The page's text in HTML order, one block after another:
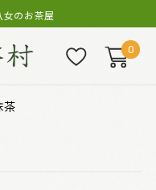
のお茶屋
0
茶